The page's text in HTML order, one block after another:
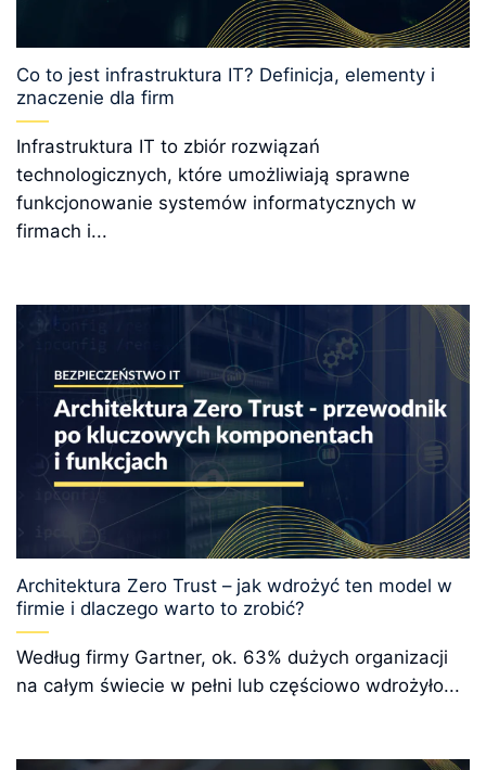
Co to jest infrastruktura IT? Definicja, elementy i
znaczenie dla firm
Infrastruktura IT to zbiór rozwiązań
technologicznych, które umożliwiają sprawne
funkcjonowanie systemów informatycznych w
firmach i...
Architektura Zero Trust – jak wdrożyć ten model w
firmie i dlaczego warto to zrobić?
Według firmy Gartner, ok. 63% dużych organizacji
na całym świecie w pełni lub częściowo wdrożyło...